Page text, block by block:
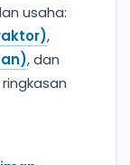
usaha:
,
, dan